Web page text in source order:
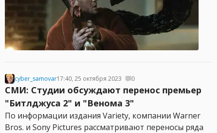
cyber_samovar17:40, 25 октября 2023 0
СМИ: Студии обсуждают перенос премьер
"Битлджуса 2" и "Венома 3"
По информации издания Variety, компании Warner
Bros. и Sony Pictures рассматривают переносы ряда